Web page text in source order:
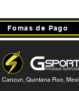
Fomas de Pago
Cancun, Quintana Roo,